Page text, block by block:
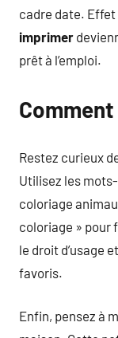
cadre date.
imprimer
prêt à l’emploi.
Restez curieux
Utilisez les
coloriage
coloriage » pour
le droit d’usage
favoris.
Enfin, pensez à